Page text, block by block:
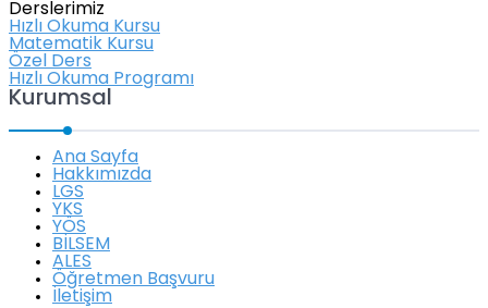
Derslerimiz
Hızlı Okuma Kursu
Matematik Kursu
Özel Ders
Hızlı Okuma Programı
Kurumsal
Ana Sayfa
Hakkımızda
LGS
YKS
YÖS
BİLSEM
ALES
Öğretmen Başvuru
İletişim